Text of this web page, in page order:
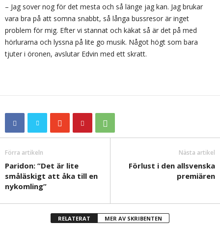
– Jag sover nog för det mesta och så länge jag kan. Jag brukar
vara bra på att somna snabbt, så långa bussresor är inget
problem för mig. Efter vi stannat och käkat så är det på med
hörlurarna och lyssna på lite go musik. Något högt som bara
tjuter i öronen, avslutar Edvin med ett skratt.
Förra artikeln
Paridon: ”Det är lite
småläskigt att åka till en
nykomling”
Nästa artikel
Förlust i den allsvenska
premiären
RELATERAT MER AV SKRIBENTEN